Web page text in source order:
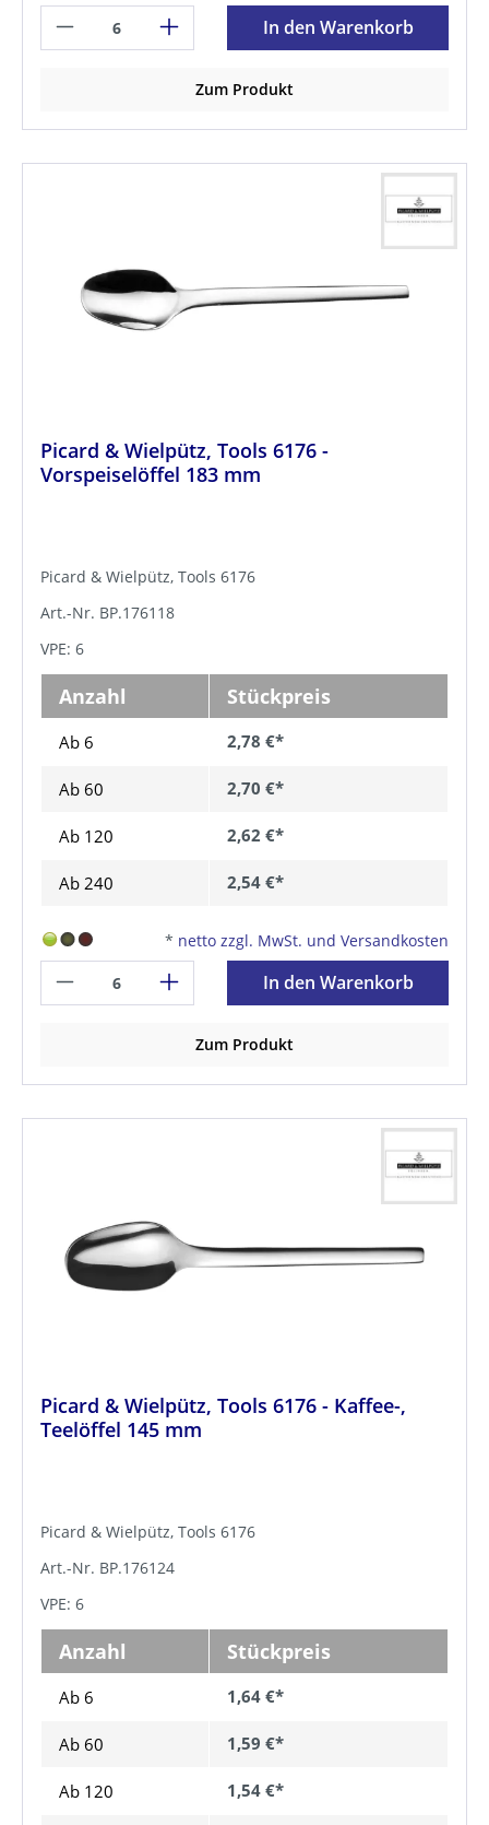
In den Warenkorb
Zum Produkt
Picard & Wielpütz, Tools 6176 -
Vorspeiselöffel 183 mm
Picard & Wielpütz, Tools 6176
Art.-Nr. BP.176118
VPE: 6
Anzahl Stückpreis
Ab 6 2,78 €*
Ab 60 2,70 €*
Ab 120 2,62 €*
Ab 240 2,54 €*
* netto zzgl. MwSt. und Versandkosten
In den Warenkorb
Zum Produkt
Picard & Wielpütz, Tools 6176 - Kaffee-,
Teelöffel 145 mm
Picard & Wielpütz, Tools 6176
Art.-Nr. BP.176124
VPE: 6
Anzahl Stückpreis
Ab 6 1,64 €*
Ab 60 1,59 €*
Ab 120 1,54 €*